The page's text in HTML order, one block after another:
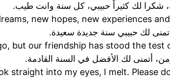
شكرا لك كثيراً حبيبي، كل سنة وانت طيب.
new hopes, new experiences
لك حبيبي سنة جديدة سعيدة.
but our friendship has stood the
أتمنى لك الأفضل في السنة القادمة.
straight into my eyes, I melt. Please